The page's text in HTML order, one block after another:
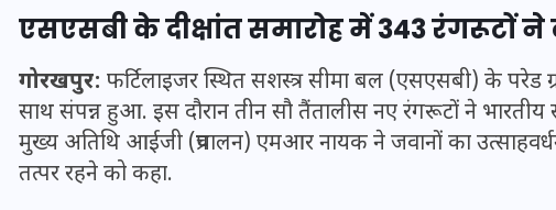
एसएसबी के दीक्षांत समारोह में 343 रंगरूटों
गोरखपुर: फर्टिलाइजर स्थित सशस्त्र सीमा बल (एसएसबी) के परेड
साथ संपन्न हुआ. इस दौरान तीन सौ तैंतालीस नए रंगरूटों ने भारतीय
मुख्य अतिथि आईजी (प्रचालन) एमआर नायक ने जवानों का
तत्पर रहने को कहा.
मन के हारे हार है!